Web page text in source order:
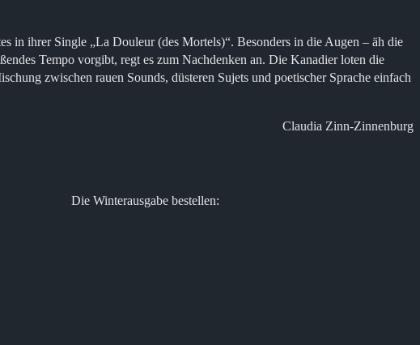
in ihrer Single „La Douleur (des Mortels)“. Besonders in die Augen – äh die
Tempo vorgibt, regt es zum Nachdenken an. Die Kanadier loten die
zwischen rauen Sounds, düsteren Sujets und poetischer Sprache einfach
Claudia Zinn-Zinnenburg
Die Winterausgabe bestellen: